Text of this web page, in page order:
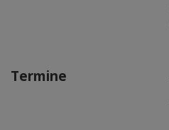
Termine